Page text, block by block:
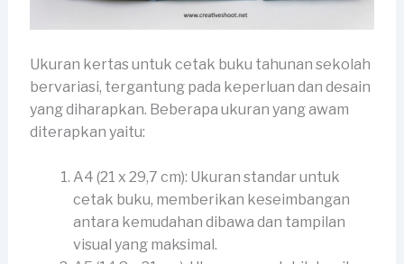
Ukuran kertas untuk cetak buku tahunan sekolah
bervariasi, tergantung pada keperluan dan desain
yang diharapkan. Beberapa ukuran yang awam
diterapkan yaitu:
A4 (21 x 29,7 cm): Ukuran standar untuk
cetak buku, memberikan keseimbangan
antara kemudahan dibawa dan tampilan
visual yang maksimal.